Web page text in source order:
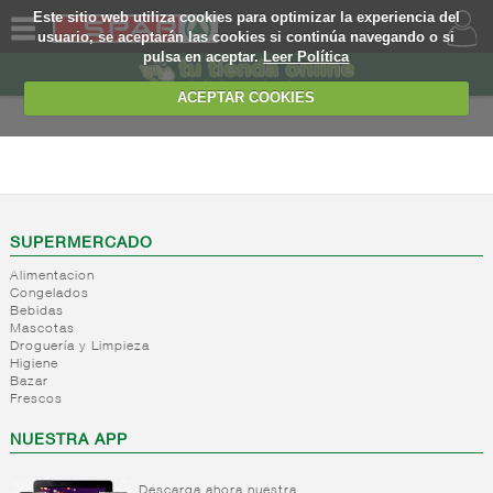
Este sitio web utiliza cookies para optimizar la experiencia del
usuario, se aceptarán las cookies si continúa navegando o si
pulsa en aceptar.Leer Política
ACEPTAR COOKIES
SOMOS
WEB
EJEMPLO
Nivel_3
Mayonesas
y salsas
ligeras
+
Mayonesas
Salsas
ligeras
Alioli
Ketchup
Ketchup
Salsas +
Mostaza
Salsas
frias
Salsas
calientes
Vinagres y
aderezantes
Vinagres
concetrado
Aceites +
SUPERMERCADO
Alimentacion
Congelados
Bebidas
Mascotas
Droguería y Limpieza
Higiene
Bazar
Frescos
NUESTRA APP